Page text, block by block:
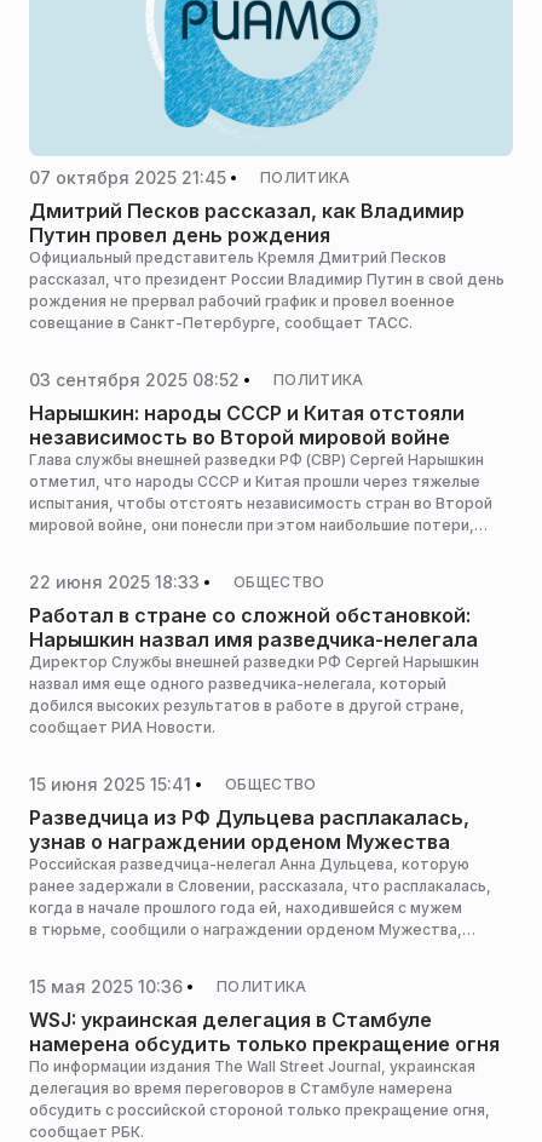
07 октября 2025 21:45 ПОЛИТИКА
Дмитрий Песков рассказал, как Владимир
Путин провел день рождения
Официальный представитель Кремля Дмитрий Песков
рассказал, что президент России Владимир Путин в свой день
рождения не прервал рабочий график и провел военное
совещание в Санкт-Петербурге, сообщает ТАСС.
03 сентября 2025 08:52 ПОЛИТИКА
Нарышкин: народы СССР и Китая отстояли
независимость во Второй мировой войне
Глава службы внешней разведки РФ (СВР) Сергей Нарышкин
отметил, что народы СССР и Китая прошли через тяжелые
испытания, чтобы отстоять независимость стран во Второй
мировой войне, они понесли при этом наибольшие потери,
22 июня 2025 18:33 ОБЩЕСТВО
Работал в стране со сложной обстановкой:
Нарышкин назвал имя разведчика-нелегала
Директор Службы внешней разведки РФ Сергей Нарышкин
назвал имя еще одного разведчика-нелегала, который
добился высоких результатов в работе в другой стране,
сообщает РИА Новости.
15 июня 2025 15:41 ОБЩЕСТВО
Разведчица из РФ Дульцева расплакалась,
узнав о награждении орденом Мужества
Российская разведчица-нелегал Анна Дульцева, которую
ранее задержали в Словении, рассказала, что расплакалась,
когда в начале прошлого года ей, находившейся с мужем
в тюрьме, сообщили о награждении орденом Мужества,
15 мая 2025 10:36 ПОЛИТИКА
WSJ: украинская делегация в Стамбуле
намерена обсудить только прекращение огня
По информации издания The Wall Street Journal, украинская
делегация во время переговоров в Стамбуле намерена
обсудить с российской стороной только прекращение огня,
сообщает РБК.